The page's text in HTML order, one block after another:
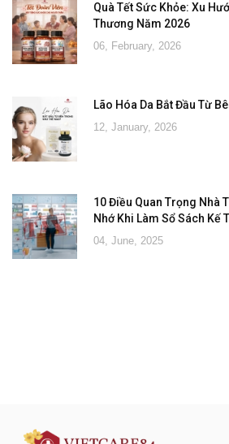
Quà Tết Sức Khỏe: Xu
Thương Năm 2026
06, February, 2026
Lão Hóa Da Bắt Đầu Từ
12, January, 2026
10 Điều Quan Trọng Nhà
Nhớ Khi Làm Sổ Sách Kế
04, June, 2025